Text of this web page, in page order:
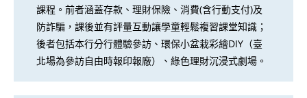
課程。前者涵蓋存款、理財保險、消費(含行動支付)及
防詐騙，課後並有評量互動讓學童輕鬆複習課堂知識；
後者包括本行分行體驗參訪、環保小盆栽彩繪DIY（臺
北場為參訪自由時報印報廠）、綠色理財沉浸式劇場。